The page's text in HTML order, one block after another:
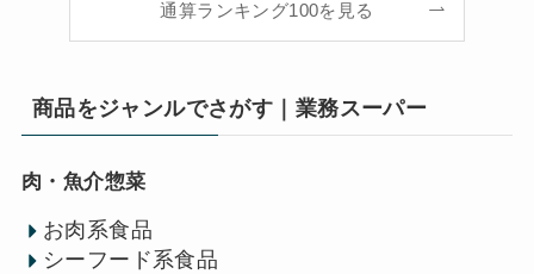
通算ランキング100を見る
商品をジャンルでさがす｜業務スーパー
肉・魚介惣菜
お肉系食品
シーフード系食品